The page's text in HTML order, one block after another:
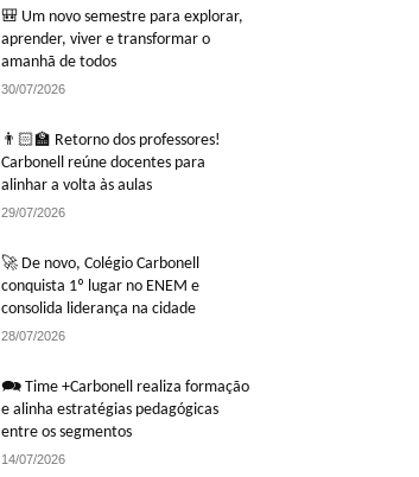
🎒 Um novo semestre para explorar,
aprender, viver e transformar o
amanhã de todos
30/07/2026
👨🏻‍🏫 Retorno dos professores!
Carbonell reúne docentes para
alinhar a volta às aulas
29/07/2026
🚀 De novo, Colégio Carbonell
conquista 1º lugar no ENEM e
consolida liderança na cidade
28/07/2026
🗪 Time +Carbonell realiza formação
e alinha estratégias pedagógicas
entre os segmentos
14/07/2026